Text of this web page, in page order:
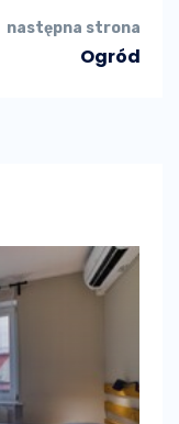
następna strona
Ogród